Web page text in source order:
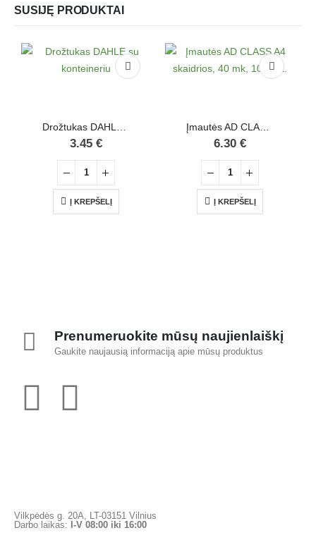
SUSIJĘ PRODUKTAI
3.45 €
Į KREPŠELĮ
6.30 €
Į KREPŠELĮ
Prenumeruokite mūsų naujienlaiškį
Gaukite naujausią informaciją apie mūsų produktus
Vilkpėdės g. 20A, LT-03151 Vilnius
Darbo laikas: I-V 08:00 iki 16:00